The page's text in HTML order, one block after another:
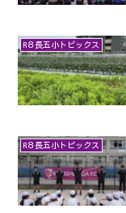
R８長五小トピックス
R８長五小トピックス